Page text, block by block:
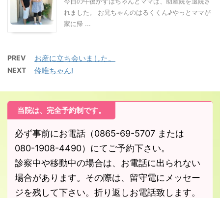
れました。 お兄ちゃんのはるくくん♪やっとママが
家に帰 ...
PREV お産に立ち会いました。
NEXT 伶唯ちゃん!
当院は、完全予約制です。
必ず事前にお電話（0865-69-5707 または
080-1908-4490）にてご予約下さい。
診察中や移動中の場合は、お電話に出られない
場合があります。その際は、留守電にメッセー
ジを残して下さい。折り返しお電話致します。